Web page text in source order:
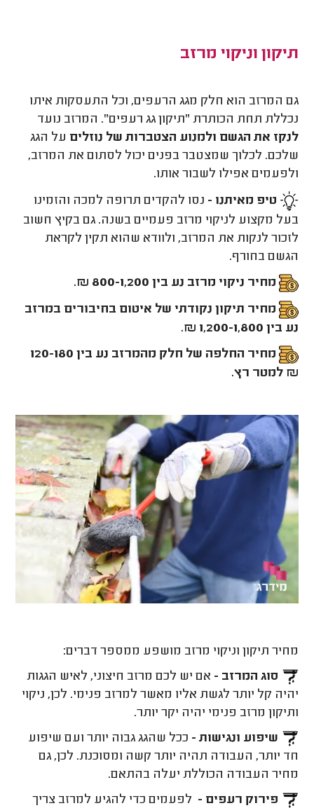
תיקון וניקוי מרזב
גם המרזב הוא חלק מגג הרעפים, וכל התעסקות איתו
נכללת תחת הכותרת "תיקון גג רעפים". המרזב נועד
לנקז את הגשם ולמנוע הצטברות של נוזלים על הגג
שלכם. לכלוך שמצטבר בפנים יכול לסתום את המרזב,
ולפעמים אפילו לשבור אותו.
טיפ מאיתנו - נסו להקדים תרופה למכה והזמינו
בעל מקצוע לניקוי מרזב פעמיים בשנה. גם בקיץ חשוב
לזכור לנקות את המרזב, ולוודא שהוא תקין לקראת
הגשם בחורף.
מחיר ניקוי מרזב נע בין 800-1,200 ₪.
מחיר תיקון נקודתי של איטום בחיבורים במרזב
נע בין 1,200-1,800 ₪.
מחיר החלפה של חלק מהמרזב נע בין 120-180
₪ למטר רץ.
מחיר תיקון וניקוי מרזב מושפע ממספר דברים:
סוג המרזב - אם יש לכם מרזב חיצוני, לאיש הגגות
יהיה קל יותר לגשת אליו מאשר למרזב פנימי. לכן, ניקוי
ותיקון מרזב פנימי יהיה יקר יותר.
שיפוע ונגישות - ככל שהגג גבוה יותר ועם שיפוע
חד יותר, העבודה תהיה יותר קשה ומסוכנת. לכן, גם
מחיר העבודה הכוללת יעלה בהתאם.
פירוק רעפים - לפעמים כדי להגיע למרזב צריך